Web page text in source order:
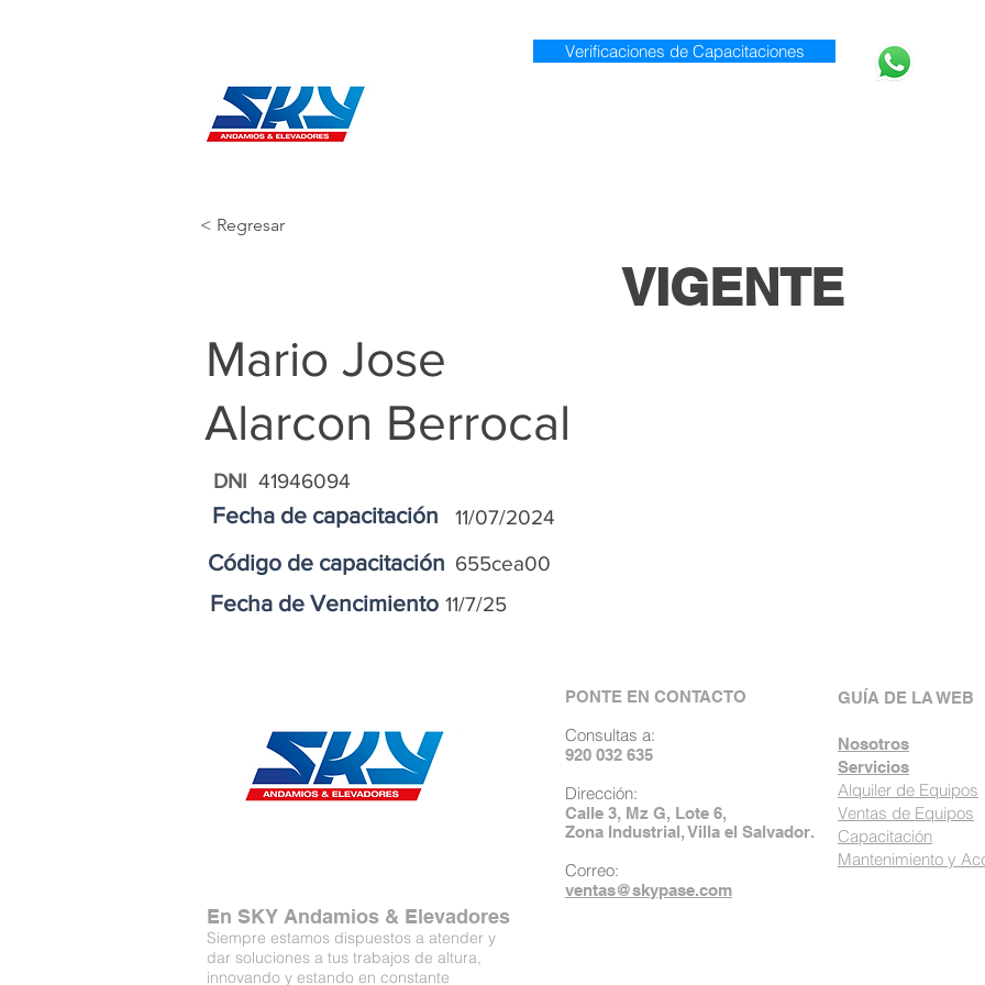
Verificaciones de Capacitaciones
< Regresar
VIGENTE
Mario Jose
Alarcon Berrocal
DNI 41946094
Fecha de capacitación 11/07/2024
Código de capacitación 655cea00
11/7/25
Fecha de Vencimiento
PONTE EN CONTACTO
Consultas a:
920 032 635
Dirección:
Calle 3, Mz G, Lote 6,
Zona Industrial, Villa el Salvador.
Correo:
ventas@skypase.com
GUÍA DE LA WEB
Nosotros
Servicios
Alquiler de Equipos
Ventas de Equipos
Capacitación
Mantenimiento y
En SKY Andamios & Elevadores
Siempre estamos dispuestos a atender y
dar soluciones a tus trabajos de altura,
innovando y estando en constante